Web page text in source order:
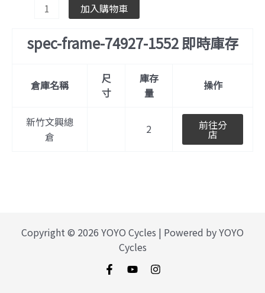
加入購物車
spec-frame-74927-1552 即時庫存
倉庫名稱
尺
寸
庫存
量
操作
新竹文興總
倉
2 前往分
店
Copyright © 2026 YOYO Cycles | Powered by YOYO
Cycles